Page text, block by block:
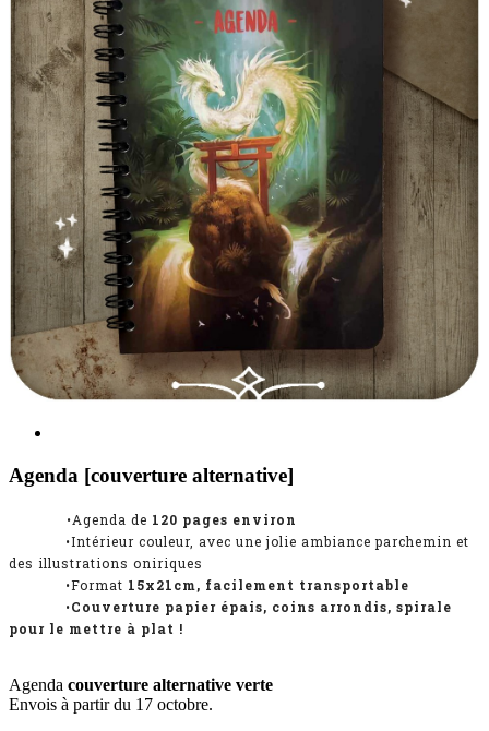
Agenda [couverture alternative]
•Agenda de 120 pages environ
•Intérieur couleur, avec une jolie ambiance parchemin et
des illustrations oniriques
•Format 15x21cm, facilement transportable
•Couverture papier épais, coins arrondis, spirale
pour le mettre à plat !
Agenda couverture alternative verte
Envois à partir du 17 octobre.